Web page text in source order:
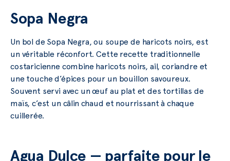
Sopa Negra
Un bol de Sopa Negra, ou soupe de haricots noirs, est
un véritable réconfort. Cette recette traditionnelle
costaricienne combine haricots noirs, ail, coriandre et
une touche d’épices pour un bouillon savoureux.
Souvent servi avec un œuf au plat et des tortillas de
maïs, c’est un câlin chaud et nourrissant à chaque
cuillerée.
Agua Dulce — parfaite pour le